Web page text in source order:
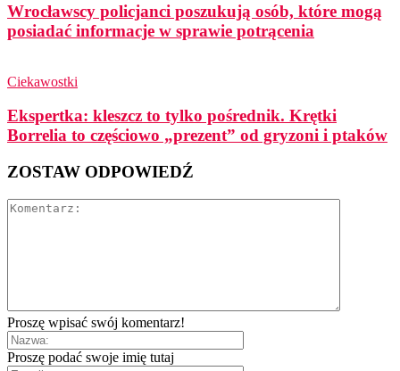
Wrocławscy policjanci poszukują osób, które mogą
posiadać informacje w sprawie potrącenia
Ciekawostki
Ekspertka: kleszcz to tylko pośrednik. Krętki
Borrelia to częściowo „prezent” od gryzoni i ptaków
ZOSTAW ODPOWIEDŹ
Proszę wpisać swój komentarz!
Proszę podać swoje imię tutaj